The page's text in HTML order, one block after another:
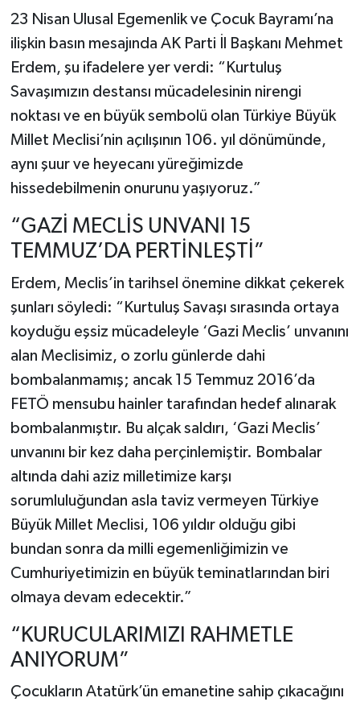
23 Nisan Ulusal Egemenlik ve Çocuk Bayramı’na
ilişkin basın mesajında AK Parti İl Başkanı Mehmet
Erdem, şu ifadelere yer verdi: “Kurtuluş
Savaşımızın destansı mücadelesinin nirengi
noktası ve en büyük sembolü olan Türkiye Büyük
Millet Meclisi’nin açılışının 106. yıl dönümünde,
aynı şuur ve heyecanı yüreğimizde
hissedebilmenin onurunu yaşıyoruz.”
“GAZİ MECLİS UNVANI 15
TEMMUZ’DA PERTİNLEŞTİ”
Erdem, Meclis’in tarihsel önemine dikkat çekerek
şunları söyledi: “Kurtuluş Savaşı sırasında ortaya
koyduğu eşsiz mücadeleyle ‘Gazi Meclis’ unvanını
alan Meclisimiz, o zorlu günlerde dahi
bombalanmamış; ancak 15 Temmuz 2016’da
FETÖ mensubu hainler tarafından hedef alınarak
bombalanmıştır. Bu alçak saldırı, ‘Gazi Meclis’
unvanını bir kez daha perçinlemiştir. Bombalar
altında dahi aziz milletimize karşı
sorumluluğundan asla taviz vermeyen Türkiye
Büyük Millet Meclisi, 106 yıldır olduğu gibi
bundan sonra da milli egemenliğimizin ve
Cumhuriyetimizin en büyük teminatlarından biri
olmaya devam edecektir.”
“KURUCULARIMIZI RAHMETLE
ANIYORUM”
Çocukların Atatürk’ün emanetine sahip çıkacağını